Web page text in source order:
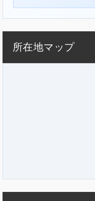
所在地マップ